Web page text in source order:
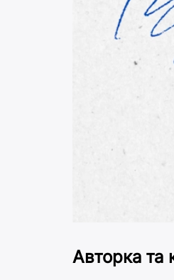
Авторка та